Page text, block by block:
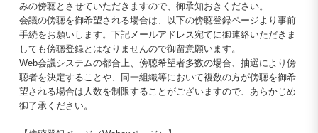
みの傍聴とさせていただきますので、御承知おきください。
会議の傍聴を御希望される場合は、以下の傍聴登録ページより事前
手続をお願いします。下記メールアドレス宛てに御連絡いただきま
しても傍聴登録とはなりませんので御留意願います。
Web会議システムの都合上、傍聴希望者多数の場合、抽選により傍
聴者を決定することや、同一組織等において複数の方が傍聴を御希
望される場合は人数を制限することがございますので、あらかじめ
御了承ください。